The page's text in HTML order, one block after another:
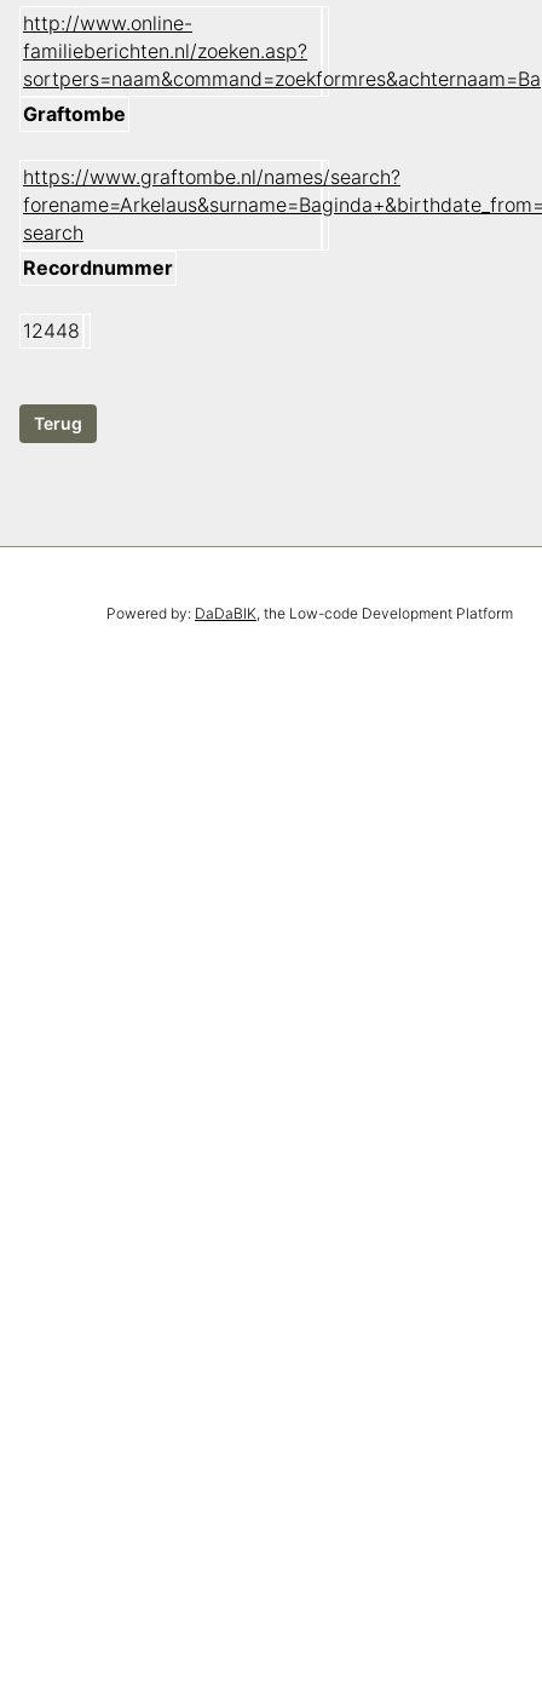
http://www.online-
familieberichten.nl/zoeken.asp?
Graftombe
https://www.graftombe.nl/names/search?
search
Recordnummer
12448
Powered by: DaDaBIK, the Low-code Development Platform